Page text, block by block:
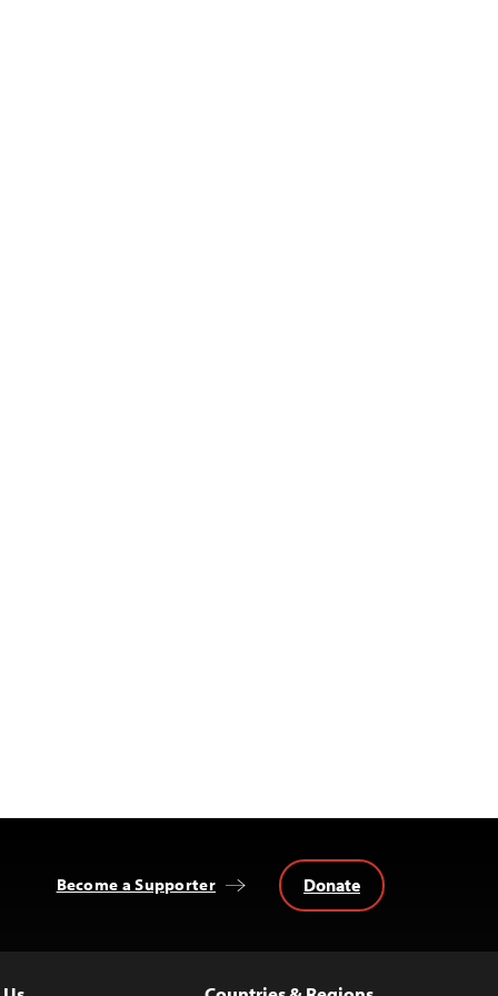
Become a Supporter Donate